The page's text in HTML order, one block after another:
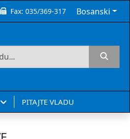
Fax:035/369-317 Bosanski
PITAJTE VLADU